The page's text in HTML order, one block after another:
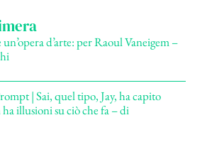
un’opera d’arte: per Raoul Vaneigem –
| Sai, quel tipo, Jay, ha capito
illusioni su ciò che fa – di